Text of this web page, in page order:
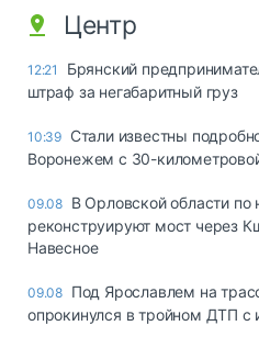
Центр
12:21
Брянский
штраф за негабаритный груз
10:39 Стали известны
Воронежем с 30-
09.08 В Орловской области по
реконструируют мост через
Навесное
09.08 Под Ярославлем на
опрокинулся в тройном ДТП с